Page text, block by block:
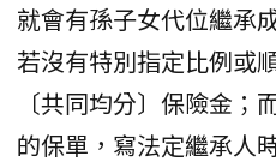
就會有孫子女代位繼承
若沒有特別指定比例或
〔共同均分〕保險金
的保單，寫法定繼承人